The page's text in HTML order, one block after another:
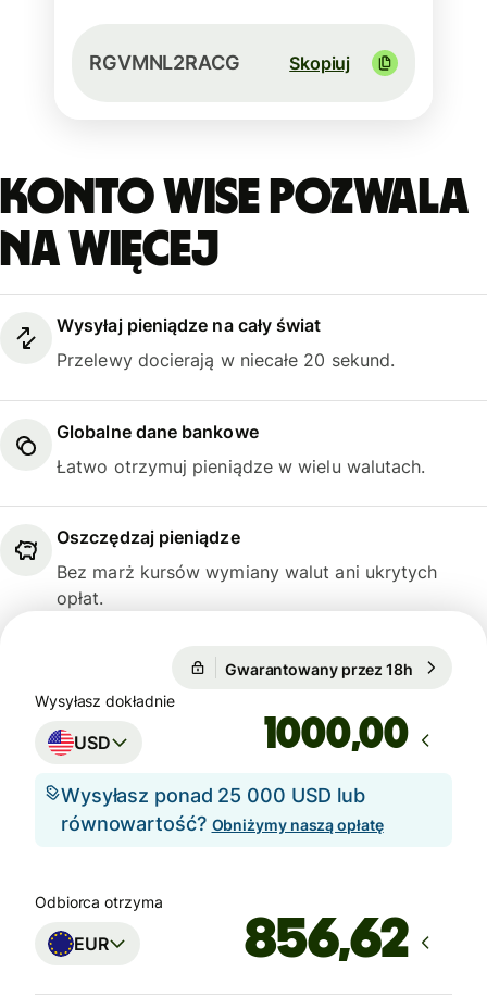
RGVMNL2RACG Skopiuj
Konto Wise pozwala
na więcej
Wysyłaj pieniądze na cały świat
Przelewy docierają w niecałe 20 sekund.
Globalne dane bankowe
Łatwo otrzymuj pieniądze w wielu walutach.
Oszczędzaj pieniądze
Bez marż kursów wymiany walut ani ukrytych
opłat.
Gwarantowany przez 18h
Wysyłasz dokładnie
USD ,00
Wysyłasz ponad 25 000 USD lub
równowartość? Obniżymy naszą opłatę
Odbiorca otrzyma
EUR